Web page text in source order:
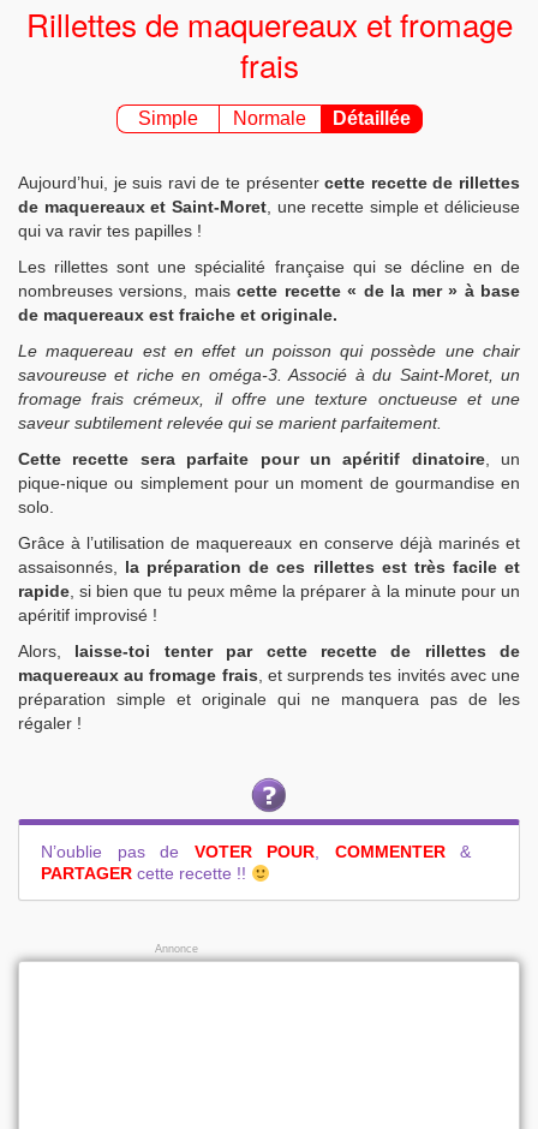
Rillettes de maquereaux et fromage
frais
Simple Normale Détaillée
Aujourd’hui, je suis ravi de te présentercette recette de rillettes
de maquereaux et Saint-Moret, une recette simple et délicieuse
qui va ravir tes papilles !
Les rillettes sont une spécialité française qui se décline en de
nombreuses versions, maiscette recette « de la mer » à base
de maquereaux est fraiche et originale.
Le maquereau est en effet un poisson qui possède une chair
savoureuse et riche en oméga-3. Associé à du Saint-Moret, un
fromage frais crémeux, il offre une texture onctueuse et une
saveur subtilement relevée qui se marient parfaitement.
Cette recette sera parfaite pour un apéritif dinatoire, un
pique-nique ou simplement pour un moment de gourmandise en
solo.
Grâce à l’utilisation de maquereaux en conserve déjà marinés et
assaisonnés, la préparation de ces rillettes est très facile et
rapide, si bien que tu peux même la préparer à la minute pour un
apéritif improvisé !
Alors, laisse-toi tenter par cette recette de rillettes de
maquereaux au fromage frais, et surprends tes invités avec une
préparation simple et originale qui ne manquera pas de les
régaler !
N’oublie pas de VOTER POUR, COMMENTER&
PARTAGER cette recette !!